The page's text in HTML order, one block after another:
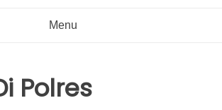
Menu
Polres